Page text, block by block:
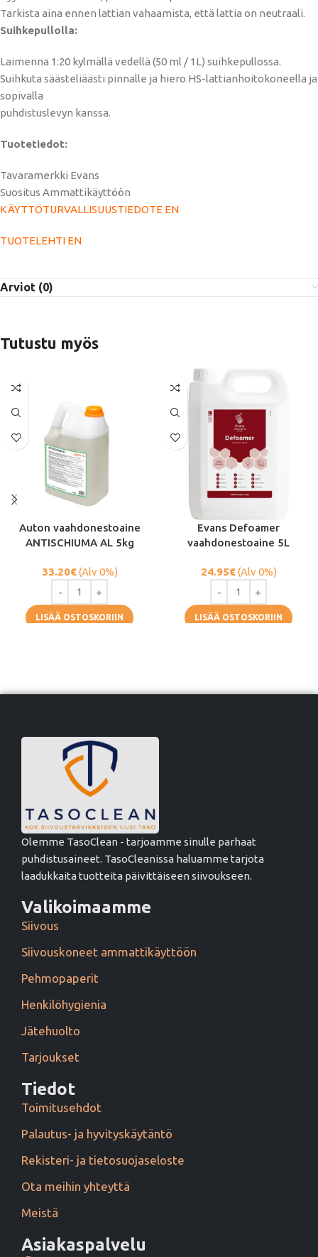
Tarkista aina ennen lattian vahaamista, että lattia on neutraali.
Suihkepullolla:
Laimenna 1:20 kylmällä vedellä (50 ml / 1L) suihkepullossa.
Suihkuta säästeliäästi pinnalle ja hiero HS-lattianhoitokoneella ja
sopivalla
puhdistuslevyn kanssa.
Tuotetiedot:
Tavaramerkki Evans
Suositus Ammattikäyttöön
KÄYTTÖTURVALLISUUSTIEDOTE EN
TUOTELEHTI EN
Arviot (0)
Tutustu myös
Auton vaahdonestoaine
ANTISCHIUMA AL 5kg
33.20€(Alv 0%)
LISÄÄ OSTOSKORIIN
Evans Defoamer
vaahdonestoaine 5L
24.95€(Alv 0%)
LISÄÄ OSTOSKORIIN
Olemme TasoClean - tarjoamme sinulle parhaat
puhdistusaineet. TasoCleanissa haluamme tarjota
laadukkaita tuotteita päivittäiseen siivoukseen.
Valikoimaamme
Siivous
Siivouskoneet ammattikäyttöön
Pehmopaperit
Henkilöhygienia
Jätehuolto
Tarjoukset
Tiedot
Toimitusehdot
Palautus- ja hyvityskäytäntö
Rekisteri- ja tietosuojaseloste
Ota meihin yhteyttä
Meistä
Asiakaspalvelu